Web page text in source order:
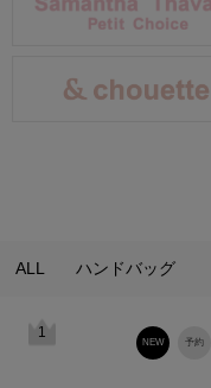
ALL ハンドバッグ
1
予約
NEW